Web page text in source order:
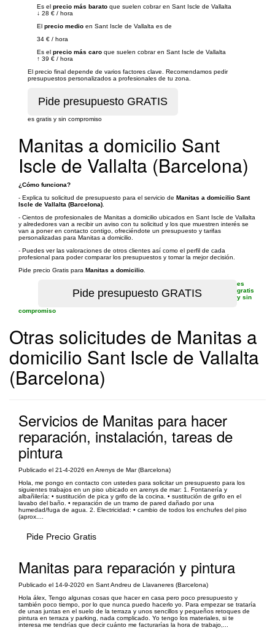
Es el precio más barato que suelen cobrar en Sant Iscle de Vallalta
↓ 28 € / hora
El precio medio en Sant Iscle de Vallalta es de
34 € / hora
Es el precio más caro que suelen cobrar en Sant Iscle de Vallalta
↑ 39 € / hora
El precio final depende de varios factores clave. Recomendamos pedir
presupuestos personalizados a profesionales de tu zona.
es gratis y sin compromiso
Manitas a domicilio Sant
Iscle de Vallalta (Barcelona)
¿Cómo funciona?
- Explica tu solicitud de presupuesto para el servicio de Manitas a domicilio Sant
Iscle de Vallalta (Barcelona)
- Cientos de profesionales de Manitas a domicilio ubicados en Sant Iscle de Vallalta
y alrededores van a recibir un aviso con tu solicitud y los que muestren interés se
van a poner en contacto contigo, ofreciéndote un presupuesto y tarifas
personalizadas para Manitas a domicilio.
- Puedes ver las valoraciones de otros clientes así como el perfil de cada
profesional para poder comparar los presupuestos y tomar la mejor decisión.
Pide precio Gratis para Manitas a domicilio
es
gratis
y sin
compromiso
Otras solicitudes de Manitas a
domicilio Sant Iscle de Vallalta
(Barcelona)
Servicios de Manitas para hacer
reparación, instalación, tareas de
pintura
Publicado el 21-4-2026 en Arenys de Mar (Barcelona)
Hola, me pongo en contacto con ustedes para solicitar un presupuesto para los
siguientes trabajos en un piso ubicado en arenys de mar: 1. Fontanería y
albañilería: • sustitución de pica y grifo de la cocina. • sustitución de grifo en el
lavabo del baño. • reparación de un tramo de pared dañado por una
humedad/fuga de agua. 2. Electricidad: • cambio de todos los enchufes del piso
(aprox....
Pide Precio Gratis
Manitas para reparación y pintura
Publicado el 14-9-2020 en Sant Andreu de Llavaneres (Barcelona)
Hola álex, Tengo algunas cosas que hacer en casa pero poco presupuesto y
también poco tiempo, por lo que nunca puedo hacerlo yo. Para empezar se trataría
de unas juntas en el suelo de la terraza y unos sencillos y pequeños retoques de
pintura en terraza y parking, nada complicado. Yo tengo los materiales, si te
interesa me tendrías que decir cuánto me facturarías la hora de trabajo,...